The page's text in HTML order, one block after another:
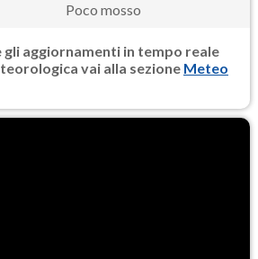
Poco mosso
aggiornamenti in tempo reale
vai alla sezione Meteo